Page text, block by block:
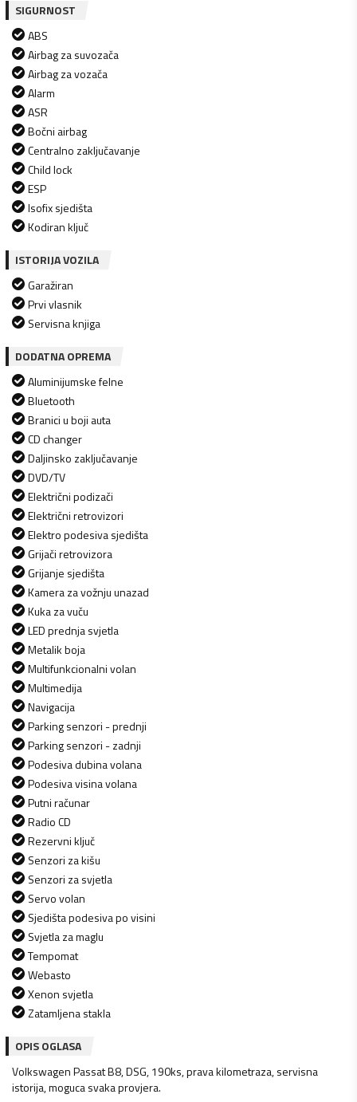
SIGURNOST
ABS
Airbag za suvozača
Airbag za vozača
Alarm
ASR
Bočni airbag
Centralno zaključavanje
Child lock
ESP
Isofix sjedišta
Kodiran ključ
ISTORIJA VOZILA
Garažiran
Prvi vlasnik
Servisna knjiga
DODATNA OPREMA
Aluminijumske felne
Bluetooth
Branici u boji auta
CD changer
Daljinsko zaključavanje
DVD/TV
Električni podizači
Električni retrovizori
Elektro podesiva sjedišta
Grijači retrovizora
Grijanje sjedišta
Kamera za vožnju unazad
Kuka za vuču
LED prednja svjetla
Metalik boja
Multifunkcionalni volan
Multimedija
Navigacija
Parking senzori - prednji
Parking senzori - zadnji
Podesiva dubina volana
Podesiva visina volana
Putni računar
Radio CD
Rezervni ključ
Senzori za kišu
Senzori za svjetla
Servo volan
Sjedišta podesiva po visini
Svjetla za maglu
Tempomat
Webasto
Xenon svjetla
Zatamljena stakla
OPIS OGLASA
Volkswagen Passat B8, DSG, 190ks, prava kilometraza, servisna
istorija, moguca svaka provjera.